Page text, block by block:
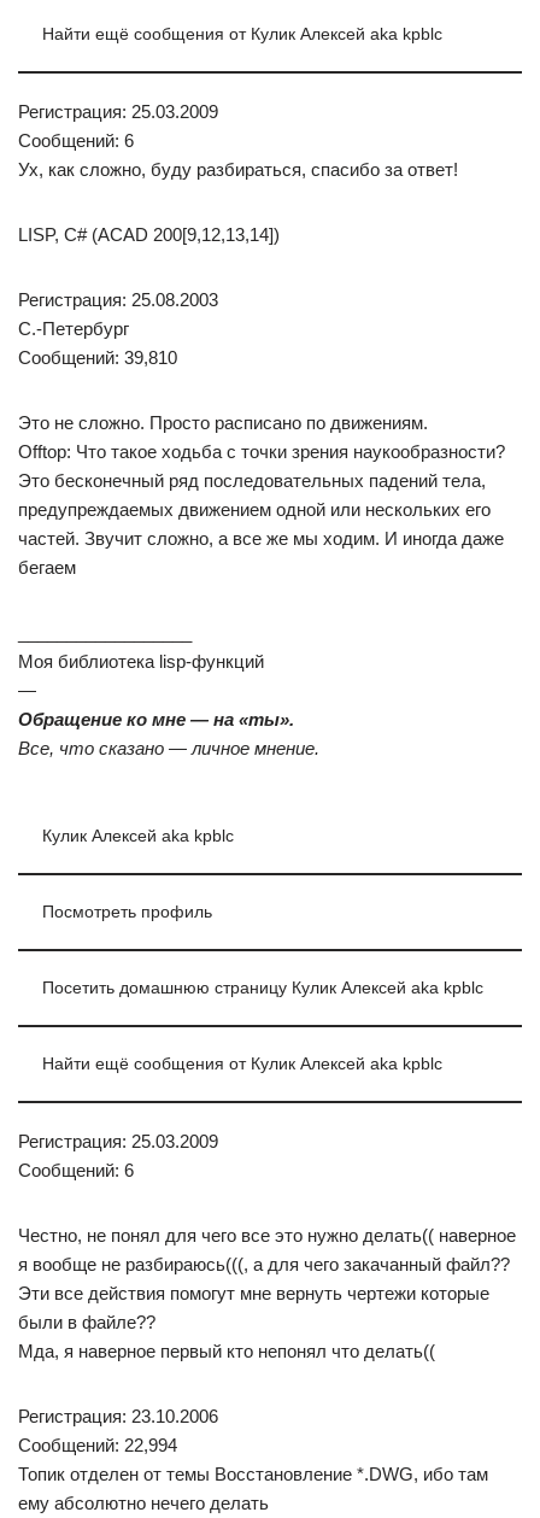
Найти ещё сообщения от Кулик Алексей aka kpblc
Регистрация: 25.03.2009
Сообщений: 6
Ух, как сложно, буду разбираться, спасибо за ответ!
LISP, C# (ACAD 200[9,12,13,14])
Регистрация: 25.08.2003
С.-Петербург
Сообщений: 39,810
Это не сложно. Просто расписано по движениям.
Offtop: Что такое ходьба с точки зрения наукообразности?
Это бесконечный ряд последовательных падений тела,
предупреждаемых движением одной или нескольких его
частей. Звучит сложно, а все же мы ходим. И иногда даже
бегаем
Моя библиотека lisp-функций
—
Обращение ко мне — на «ты».
Все, что сказано — личное мнение.
Кулик Алексей aka kpblc
Посмотреть профиль
Посетить домашнюю страницу Кулик Алексей aka kpblc
Найти ещё сообщения от Кулик Алексей aka kpblc
Регистрация: 25.03.2009
Сообщений: 6
Честно, не понял для чего все это нужно делать(( наверное
я вообще не разбираюсь(((, а для чего закачанный файл??
Эти все действия помогут мне вернуть чертежи которые
были в файле??
Мда, я наверное первый кто непонял что делать((
Регистрация: 23.10.2006
Сообщений: 22,994
Топик отделен от темы Восстановление *.DWG, ибо там
ему абсолютно нечего делать